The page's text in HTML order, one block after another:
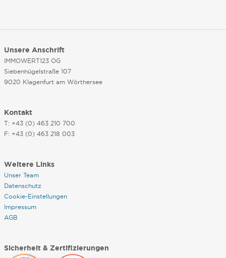
Unsere Anschrift
IMMOWERT123 OG
Siebenhügelstraße 107
9020 Klagenfurt am Wörthersee
Kontakt
T: +43 (0) 463 210 700
F: +43 (0) 463 218 003
Weitere Links
Unser Team
Datenschutz
Cookie-Einstellungen
Impressum
AGB
Sicherheit & Zertifizierungen